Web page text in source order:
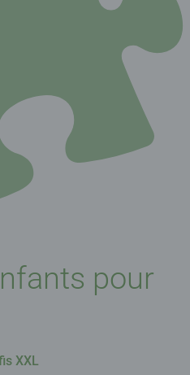
pour
XXL